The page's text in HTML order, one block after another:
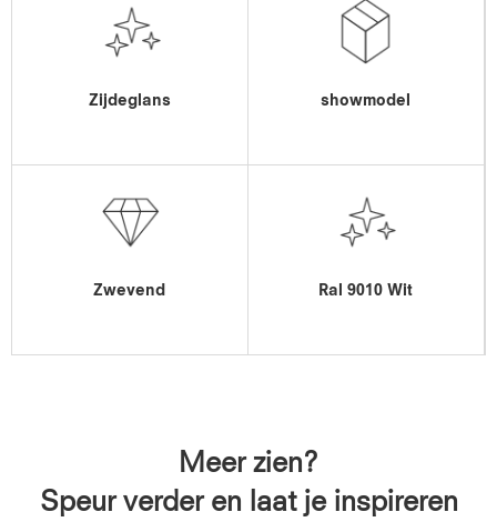
Zijdeglans showmodel
Zwevend Ral 9010 Wit
Meer zien?
Speur verder en laat je inspireren